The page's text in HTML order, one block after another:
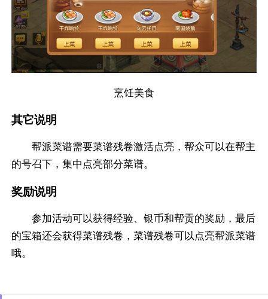
烹饪美食
其它说明
帮派菜谱需要菜谱残卷激活点亮，帮众可以在帮主
的号召下，集中点亮部分菜谱。
奖励说明
参加活动可以获得经验、银币和帮贡的奖励，最后
的宝箱还会获得菜谱残卷，菜谱残卷可以点亮帮派菜谱
哦。